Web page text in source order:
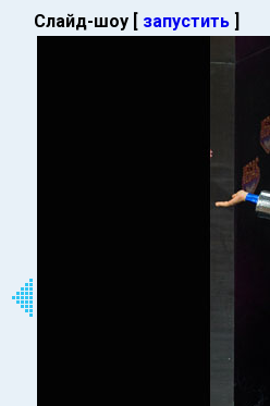
Слайд-шоу [ запустить ]